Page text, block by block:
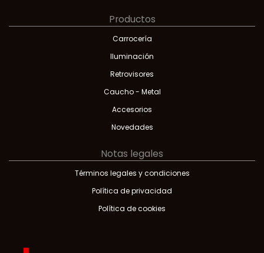
Productos
Carrocería
Iluminación
Retrovisores
Caucho - Metal
Accesorios
Novedades
Notas legales
Términos legales y condiciones
Política de privacidad
Política de cookies